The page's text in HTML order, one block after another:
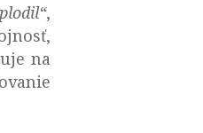
,
na